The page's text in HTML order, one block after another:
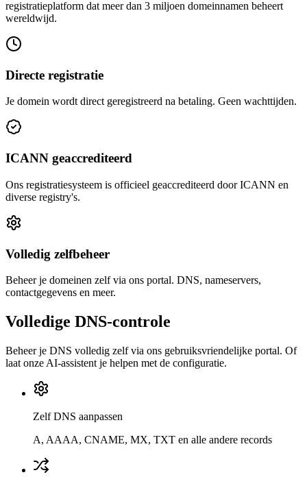
registratieplatform dat meer dan 3 miljoen domeinnamen beheert
wereldwijd.
Directe registratie
Je domein wordt direct geregistreerd na betaling. Geen wachttijden.
ICANN geaccrediteerd
Ons registratiesysteem is officieel geaccrediteerd door ICANN en
diverse registry's.
Volledig zelfbeheer
Beheer je domeinen zelf via ons portal. DNS, nameservers,
contactgegevens en meer.
Volledige DNS-controle
Beheer je DNS volledig zelf via ons gebruiksvriendelijke portal. Of
laat onze AI-assistent je helpen met de configuratie.
Zelf DNS aanpassen
A, AAAA, CNAME, MX, TXT en alle andere records